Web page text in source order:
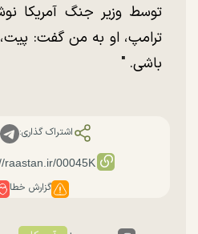
توسط وزیر جنگ آمریکا
ترامپ، او به من گفت:
باشی. "
اشتراک گذاری:
گزارش خطا